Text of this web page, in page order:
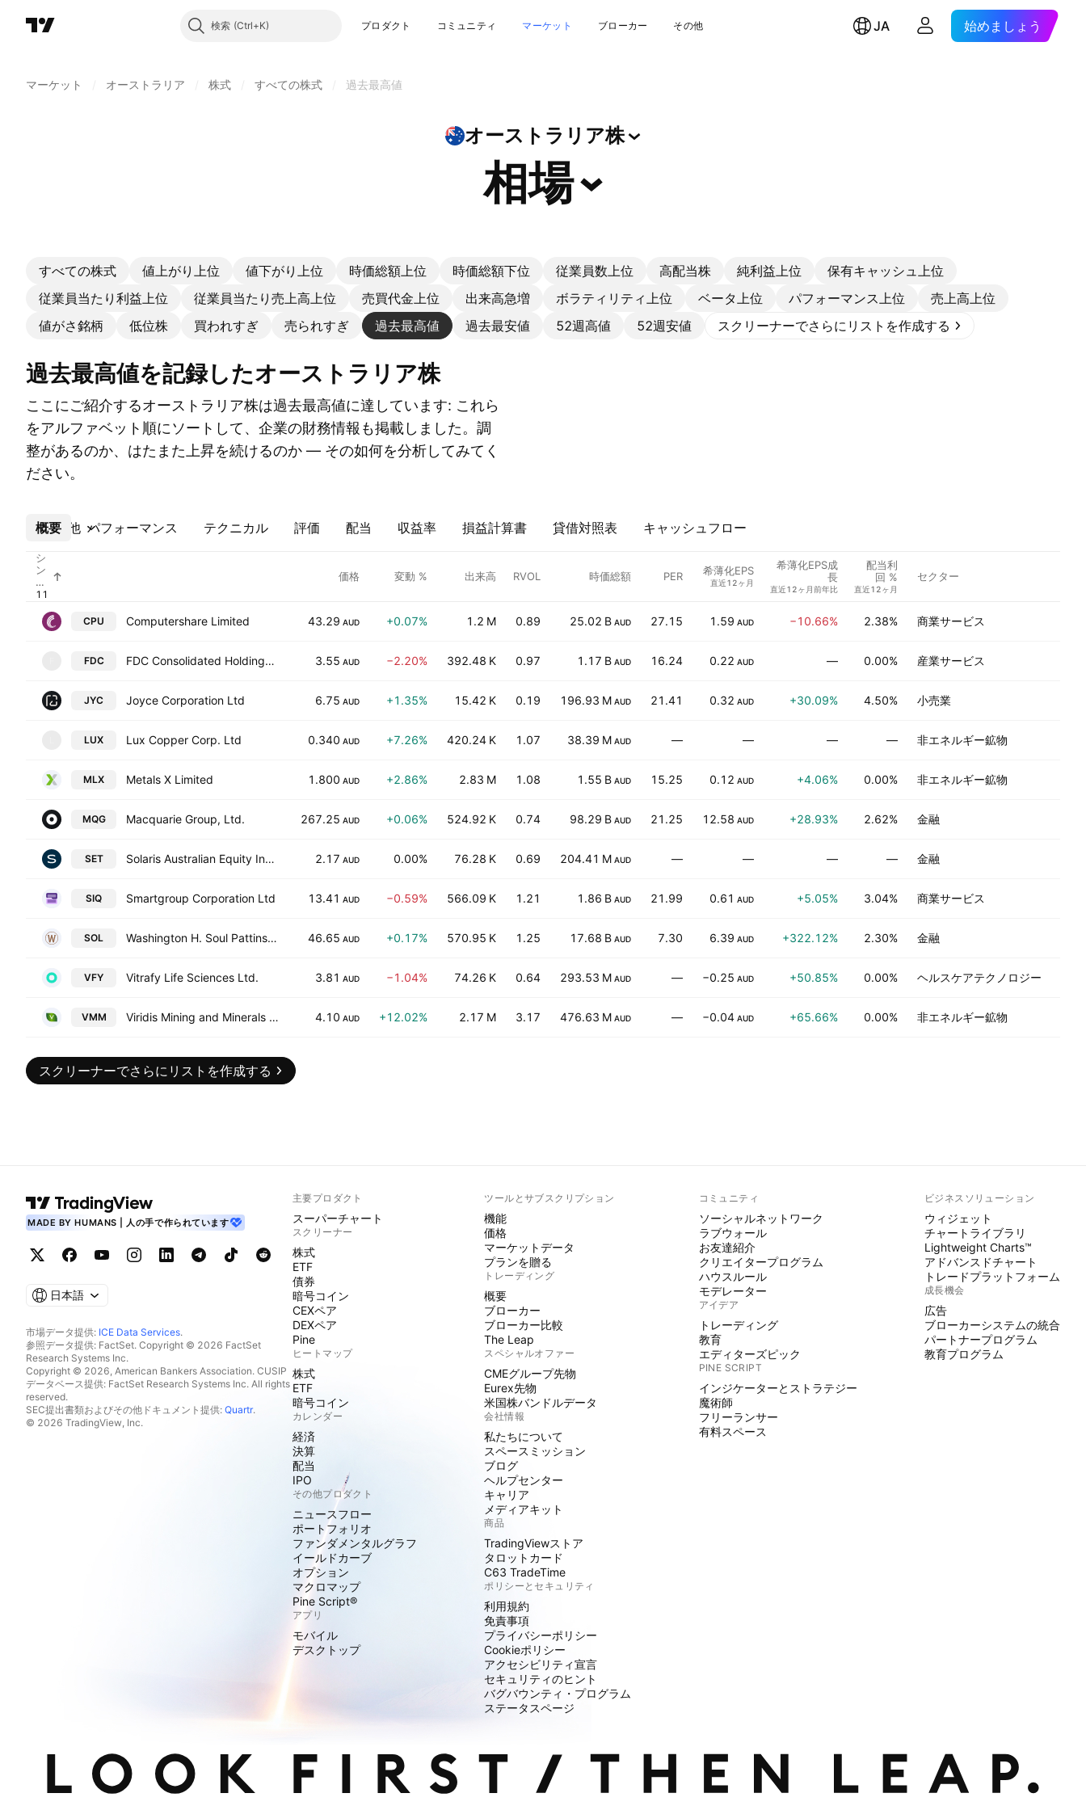
検索 プロダクト コミュニティ マーケット ブローカー その他 JA 始めましょう
マーケット オーストラリア 株式 すべての株式 過去最高値
オーストラリア株
相場
すべての株式 値上がり上位 値下がり上位 時価総額上位 時価総額下位 従業員数上位 高配当株 純利益上位
保有キャッシュ上位
従業員当たり利益上位
従業員当たり売上高上位 売買代金上位 出来高急増 ボラティリティ上位 ベータ上位 パフォーマンス上位
売上高上位
値がさ銘柄
低位株 買われすぎ 売られすぎ 過去最高値 過去最安値 52週高値 52週安値 スクリーナーでさらにリストを作成する
過去最高値を記録したオーストラリア株
ここにご紹介するオーストラリア株は過去最高値に達しています: これら
をアルファベット順にソートして、企業の財務情報も掲載しました。調
整があるのか、はたまた上昇を続けるのか — その如何を分析してみてく
ださい。
概要 パフォーマンス テクニカル 評価 配当 収益率 損益計算書 貸借対照表 キャッシュフロー
その他
シ
ン
ボ
ル
価格 変動 % 出来高 RVOL 時価総額 PER 希薄化EPS
直近12ヶ月
希薄化EPS成
長
直近12ヶ月前年比
配当利
回 %
直近12ヶ月
セクター
CPU Computershare Limited 43.29 AUD +0.07% 1.2 M 0.89 25.02 B AUD 27.15 1.59 AUD −10.66% 2.38% 商業サービス
FDC FDC Consolidated Holdings Ltd. 3.55 AUD −2.20% 392.48 K 0.97 1.17 B AUD 16.24 0.22 AUD — 0.00% 産業サービス
JYC Joyce Corporation Ltd 6.75 AUD +1.35% 15.42 K 0.19 196.93 M AUD 21.41 0.32 AUD +30.09% 4.50% 小売業
LUX Lux Copper Corp. Ltd 0.340 AUD +7.26% 420.24 K 1.07 38.39 M AUD — — — — 非エネルギー鉱物
MLX Metals X Limited 1.800 AUD +2.86% 2.83 M 1.08 1.55 B AUD 15.25 0.12 AUD +4.06% 0.00% 非エネルギー鉱物
MQG Macquarie Group, Ltd. 267.25 AUD +0.06% 524.92 K 0.74 98.29 B AUD 21.25 12.58 AUD +28.93% 2.62% 金融
SET Solaris Australian Equity Income Plus Ltd. 2.17 AUD 0.00% 76.28 K 0.69 204.41 M AUD — — — — 金融
SIQ Smartgroup Corporation Ltd 13.41 AUD −0.59% 566.09 K 1.21 1.86 B AUD 21.99 0.61 AUD +5.05% 3.04% 商業サービス
SOL Washington H. Soul Pattinson and Company Limited 46.65 AUD +0.17% 570.95 K 1.25 17.68 B AUD 7.30 6.39 AUD +322.12% 2.30% 金融
VFY Vitrafy Life Sciences Ltd. 3.81 AUD −1.04% 74.26 K 0.64 293.53 M AUD — −0.25 AUD +50.85% 0.00% ヘルスケアテクノロジー
VMM Viridis Mining and Minerals Limited 4.10 AUD +12.02% 2.17 M 3.17 476.63 M AUD — −0.04 AUD +65.66% 0.00% 非エネルギー鉱物
スクリーナーでさらにリストを作成する
MADE BY HUMANS | 人の手で作られています
日本語
市場データ提供: ICE Data Services.
参照データ提供: FactSet. Copyright © 2026 FactSet
Research Systems Inc.
Copyright © 2026, American Bankers Association. CUSIP
データベース提供: FactSet Research Systems Inc. All rights
reserved.
SEC提出書類およびその他ドキュメント提供: Quartr.
© 2026 TradingView, Inc.
主要プロダクト
スーパーチャート
スクリーナー
株式
ETF
債券
暗号コイン
CEXペア
DEXペア
Pine
ヒートマップ
株式
ETF
暗号コイン
カレンダー
経済
決算
配当
IPO
その他プロダクト
ニュースフロー
ポートフォリオ
ファンダメンタルグラフ
イールドカーブ
オプション
マクロマップ
Pine Script®
アプリ
モバイル
デスクトップ
ツールとサブスクリプション
機能
価格
マーケットデータ
プランを贈る
トレーディング
概要
ブローカー
ブローカー比較
The Leap
スペシャルオファー
CMEグループ先物
Eurex先物
米国株バンドルデータ
会社情報
私たちについて
スペースミッション
ブログ
ヘルプセンター
キャリア
メディアキット
商品
TradingViewストア
タロットカード
C63 TradeTime
ポリシーとセキュリティ
利用規約
免責事項
プライバシーポリシー
Cookieポリシー
アクセシビリティ宣言
セキュリティのヒント
バグバウンティ・プログラム
ステータスページ
コミュニティ
ソーシャルネットワーク
ラブウォール
お友達紹介
クリエイタープログラム
ハウスルール
モデレーター
アイデア
トレーディング
教育
エディターズピック
PINE SCRIPT
インジケーターとストラテジー
魔術師
フリーランサー
有料スペース
ビジネスソリューション
ウィジェット
チャートライブラリ
Lightweight Charts™
アドバンスドチャート
トレードプラットフォーム
成長機会
広告
ブローカーシステムの統合
パートナープログラム
教育プログラム